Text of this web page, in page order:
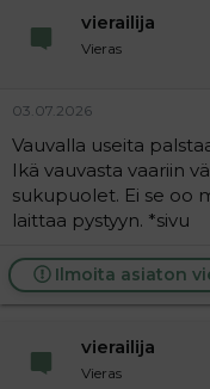
vierailija
Vieras
03.07.2026
Vauvalla useita
Ikä vauvasta vaariin
sukupuolet. Ei se oo
laittaa pystyyn. *sivu
Ilmoita asiaton
vierailija
Vieras